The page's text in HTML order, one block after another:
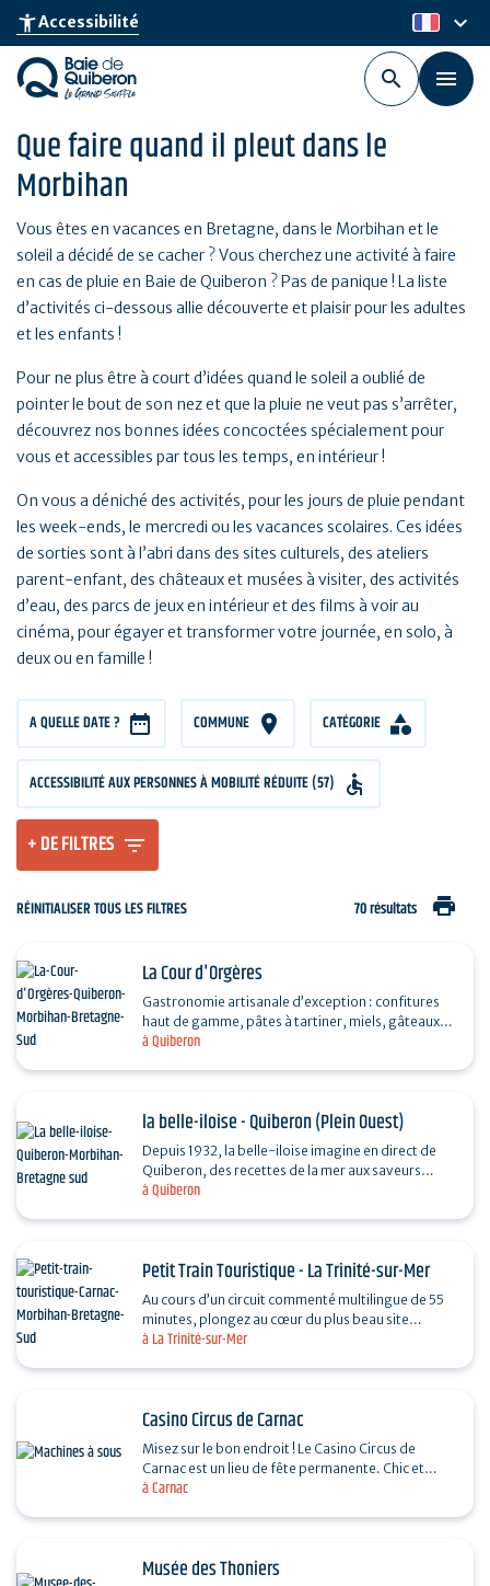
Aller
au
contenu
principal
accessibility_newAccessibilité fr
keyboard_arrow_down
Que faire quand il pleut dans le
Morbihan
Vous êtes en vacances en Bretagne, dans le Morbihan et le
soleil a décidé de se cacher ? Vous cherchez une activité à faire
en cas de pluie en Baie de Quiberon ? Pas de panique ! La liste
d’activités ci-dessous allie découverte et plaisir pour les adultes
et les enfants !
Pour ne plus être à court d’idées quand le soleil a oublié de
pointer le bout de son nez et que la pluie ne veut pas s’arrêter,
découvrez nos bonnes idées concoctées spécialement pour
vous et accessibles par tous les temps, en intérieur !
On vous a déniché des activités, pour les jours de pluie pendant
les week-ends, le mercredi ou les vacances scolaires. Ces idées
de sorties sont à l’abri dans des sites culturels, des ateliers
parent-enfant, des châteaux et musées à visiter, des activités
d’eau, des parcs de jeux en intérieur et des films à voir au
cinéma, pour égayer et transformer votre journée, en solo, à
deux ou en famille !
A QUELLE DATE ? COMMUNE CATÉGORIE
ACCESSIBILITÉ AUX PERSONNES À MOBILITÉ RÉDUITE (57)
+ DE FILTRES
RÉINITIALISER TOUS LES FILTRES 70 résultats print
à Quiberon
La Cour d'Orgères
Gastronomie artisanale d’exception : confitures
haut de gamme, pâtes à tartiner, miels, gâteaux
bretons, caramels, épicerie fine, glaces et…
à Quiberon
la belle-iloise - Quiberon (Plein Ouest)
Depuis 1932, la belle-iloise imagine en direct de
Quiberon, des recettes de la mer aux saveurs
d’exception. Sardines, maquereau, thon blanc
à La Trinité-sur-Mer
Petit Train Touristique - La Trinité-sur-Mer
Au cours d’un circuit commenté multilingue de 55
minutes, plongez au cœur du plus beau site
néolithique au monde. Époustouflants et
à Carnac
Casino Circus de Carnac
Misez sur le bon endroit ! Le Casino Circus de
Carnac est un lieu de fête permanente. Chic et
décontracté, il vous accueille toute l'année pour
Musée des Thoniers